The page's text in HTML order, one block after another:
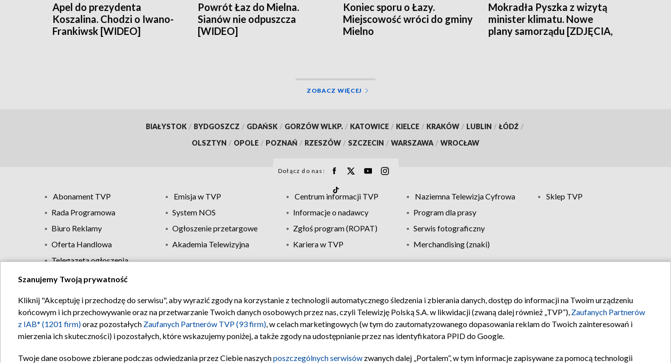
Apel do prezydenta
Koszalina. Chodzi o Iwano-
Frankiwsk [WIDEO]
Powrót Łaz do Mielna.
Sianów nie odpuszcza
[WIDEO]
Koniec sporu o Łazy.
Miejscowość wróci do gminy
Mielno
Mokradła Pyszka z wizytą
minister klimatu. Nowe
plany samorządu [ZDJĘCIA,
ZOBACZ WIĘCEJ
BIAŁYSTOK / BYDGOSZCZ / GDAŃSK / GORZÓW WLKP. / KATOWICE / KIELCE / KRAKÓW / LUBLIN / ŁÓDŹ /
OLSZTYN / OPOLE / POZNAŃ / RZESZÓW / SZCZECIN / WARSZAWA / WROCŁAW
Dołącz do nas:
Abonament TVP Emisja w TVP Centrum informacji TVP Naziemna Telewizja Cyfrowa
Sklep TVP
Rada Programowa
System NOS Informacje o nadawcy
Program dla prasy
Biuro Reklamy
Ogłoszenie przetargowe Zgłoś program (ROPAT)
Serwis fotograficzny
Oferta Handlowa
Akademia Telewizyjna Kariera w TVP
Merchandising (znaki)
Telegazeta ogłoszenia
Regulamin TVP Polityka prywatności Moje zgody Pomoc Biuro reklamy Kontakt
Szanujemy Twoją prywatność
Kliknij "Akceptuję i przechodzę do serwisu", aby wyrazić zgody na korzystanie z technologii automatycznego śledzenia i zbierania danych, dostęp do informacji na Twoim urządzeniu
końcowym i ich przechowywanie oraz na przetwarzanie Twoich danych osobowych przez nas, czyli Telewizję Polską S.A. w likwidacji (zwaną dalej również „TVP”), Zaufanych Partnerów
z IAB* (1201 firm)oraz pozostałych Zaufanych Partnerów TVP (93 firm), w celach marketingowych (w tym do zautomatyzowanego dopasowania reklam do Twoich zainteresowań i
mierzenia ich skuteczności) i pozostałych, które wskazujemy poniżej, a także zgody na udostępnianie przez nas identyfikatora PPID do Google.
Twoje dane osobowe zbierane podczas odwiedzania przez Ciebie naszychposzczególnych serwisów zwanych dalej „Portalem”, w tym informacje zapisywane za pomocą technologii